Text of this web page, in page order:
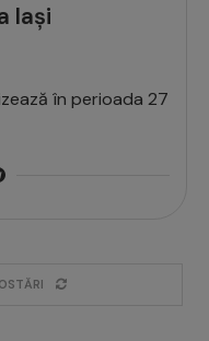
Iași
în perioada 27